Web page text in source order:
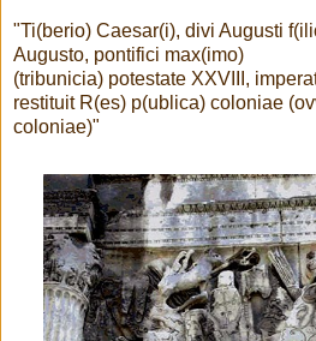
"Ti(berio) Caesar(i), divi Augusti
Augusto, pontifici max(imo)
(tribunicia) potestate XXVIII,
restituit R(es) p(ublica) coloniae
coloniae)"